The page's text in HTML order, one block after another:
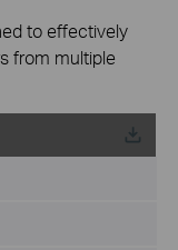
to effectively
from multiple